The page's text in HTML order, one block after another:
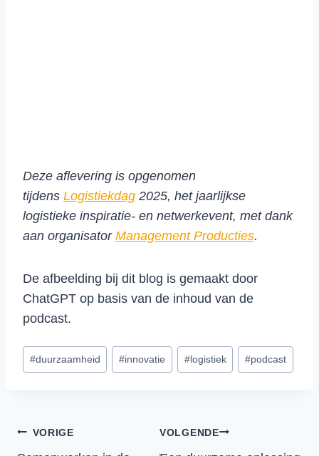
Deze aflevering is opgenomen
tijdens Logistiekdag 2025, het jaarlijkse
logistieke inspiratie- en netwerkevent, met dank
aan organisator Management Producties.
De afbeelding bij dit blog is gemaakt door
ChatGPT op basis van de inhoud van de
podcast.
Bericht
tags:
#duurzaamheid #innovatie #logistiek #podcast
Bericht
VORIGE VOLGENDE